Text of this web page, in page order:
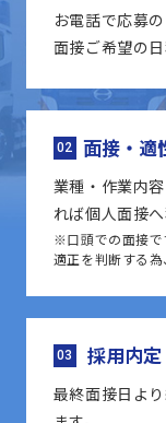
お電話で応募
面接ご希望の
02 面接・適
業種・作業内
れば個人面接へ
※口頭での面接で
適正を判断する為
03 採用内
最終面接日よ